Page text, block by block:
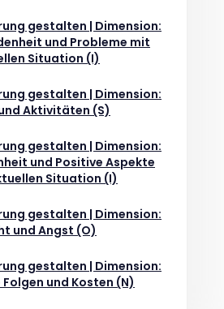
gestalten | Dimension:
und Probleme mit
Situation (I)
gestalten | Dimension:
Aktivitäten (S)
gestalten | Dimension:
und Positive Aspekte
Situation (I)
gestalten | Dimension:
und Angst (O)
gestalten | Dimension:
und Kosten (N)